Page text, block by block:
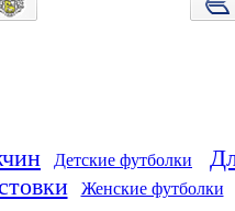
Детские футболки
Женские футболки